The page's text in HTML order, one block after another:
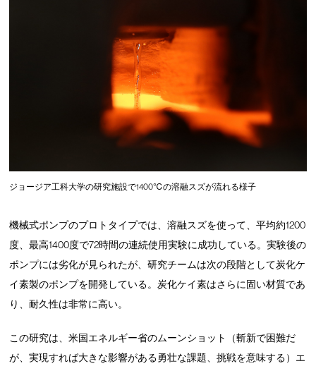
ジョージア工科大学の研究施設で1400℃の溶融スズが流れる様子
機械式ポンプのプロトタイプでは、溶融スズを使って、平均約1200
度、最高1400度で72時間の連続使用実験に成功している。実験後の
ポンプには劣化が見られたが、研究チームは次の段階として炭化ケ
イ素製のポンプを開発している。炭化ケイ素はさらに固い材質であ
り、耐久性は非常に高い。
この研究は、米国エネルギー省のムーンショット（斬新で困難だ
が、実現すれば大きな影響がある勇壮な課題、挑戦を意味する）エ